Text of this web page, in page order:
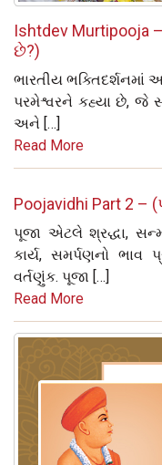
Ishtdev Murtipooja
છે?)
ભારતીય ભક્તિદર્શનમાં
પરમેશ્વરને કહ્યા છે, જે
અને […]
Read More
Poojavidhi Part 2 –
પૂજા એટલે શ્રદ્ધા,
કાર્ય, સમર્પણનો ભાવ
વર્તણુંક. પૂજા […]
Read More